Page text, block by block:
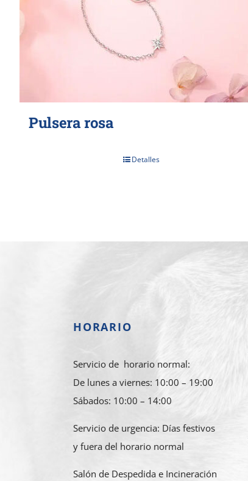
Pulsera rosa
Detalles
HORARIO
Servicio de horario normal:
De lunes a viernes: 10:00 – 19:00
Sábados: 10:00 – 14:00
Servicio de urgencia: Días festivos
y fuera del horario normal
Salón de Despedida e Incineración